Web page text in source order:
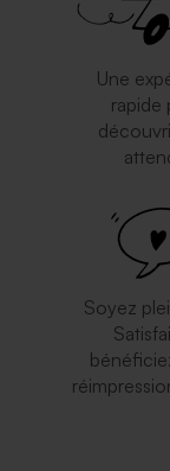
Une
rapide
Soyez